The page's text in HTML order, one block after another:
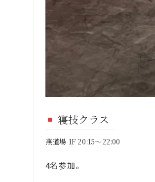
寝技クラス
燕道場 1F 20:15～22:00
4名参加。